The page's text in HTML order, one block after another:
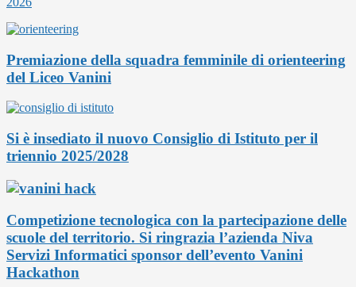
Premiazione della squadra femminile di orienteering
del Liceo Vanini
Si è insediato il nuovo Consiglio di Istituto per il
triennio 2025/2028
Competizione tecnologica con la partecipazione delle
scuole del territorio. Si ringrazia l’azienda Niva
Servizi Informatici sponsor dell’evento Vanini
Hackathon